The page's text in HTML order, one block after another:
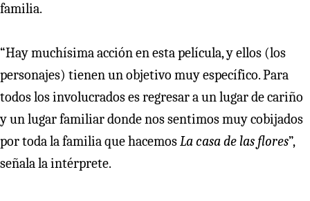
familia.
“Hay muchísima acción en esta película, y ellos (los
personajes) tienen un objetivo muy específico. Para
todos los involucrados es regresar a un lugar de cariño
y un lugar familiar donde nos sentimos muy cobijados
por toda la familia que hacemosLa casa de las flores”,
señala la intérprete.